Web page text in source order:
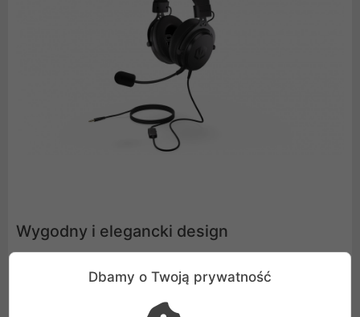
Wygodny i elegancki design
Poza świetnymi parametrami, Viro jest po prostu ładny -
czarny minimalistyczny design pasuje każdemu i
wygodnie się nosi. Poza tym miękka wyściółka
Dbamy o Twoją prywatność